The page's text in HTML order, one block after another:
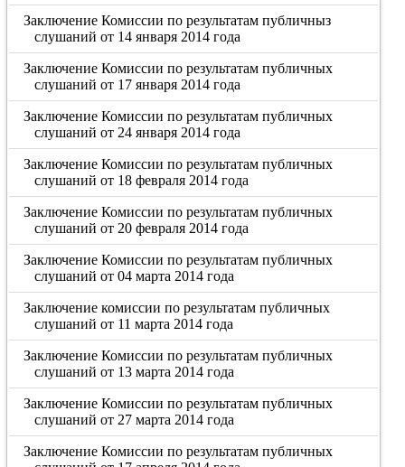
Заключение Комиссии по результатам публичныз
слушаний от 14 января 2014 года
Заключение Комиссии по результатам публичных
слушаний от 17 января 2014 года
Заключение Комиссии по результатам публичных
слушаний от 24 января 2014 года
Заключение Комиссии по результатам публичных
слушаний от 18 февраля 2014 года
Заключение Комиссии по результатам публичных
слушаний от 20 февраля 2014 года
Заключение Комиссии по результатам публичных
слушаний от 04 марта 2014 года
Заключение комиссии по результатам публичных
слушаний от 11 марта 2014 года
Заключение Комиссии по результатам публичных
слушаний от 13 марта 2014 года
Заключение Комиссии по результатам публичных
слушаний от 27 марта 2014 года
Заключение Комиссии по результатам публичных